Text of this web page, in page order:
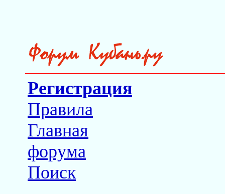
Регистрация
Правила
Главная
форума
Поиск